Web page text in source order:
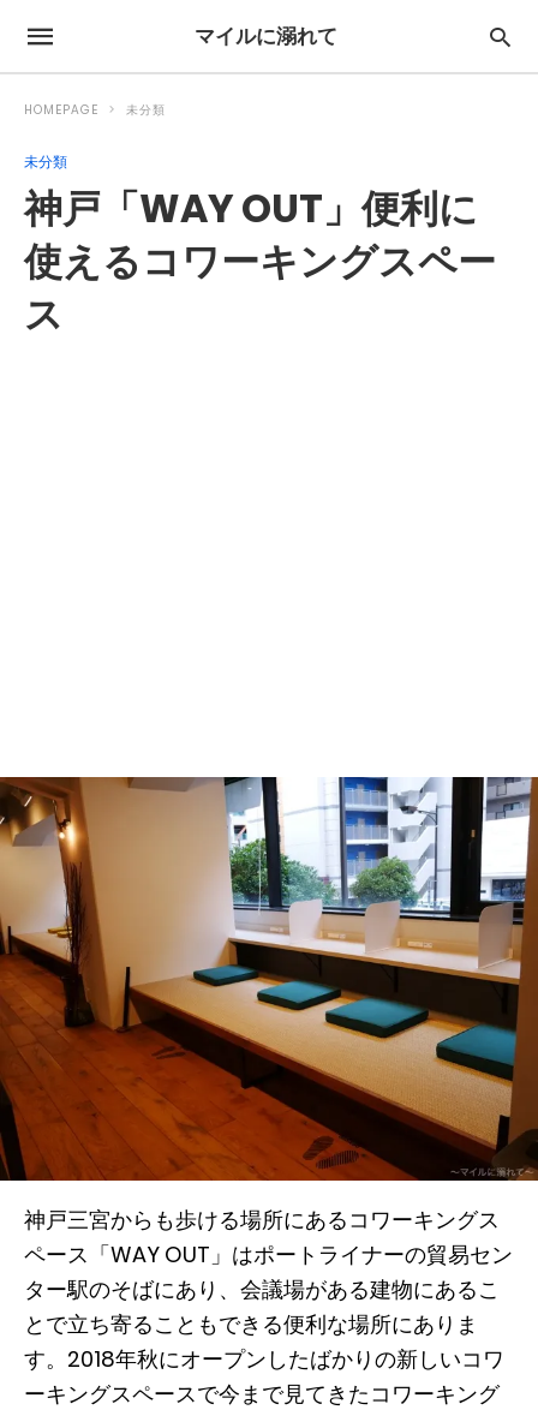
マイルに溺れて
HOMEPAGE 未分類
未分類
神戸「WAY OUT」便利に
使えるコワーキングスペー
ス
神戸三宮からも歩ける場所にあるコワーキングス
ペース「WAY OUT」はポートライナーの貿易セン
ター駅のそばにあり、会議場がある建物にあるこ
とで立ち寄ることもできる便利な場所にありま
す。2018年秋にオープンしたばかりの新しいコワ
ーキングスペースで今まで見てきたコワーキング